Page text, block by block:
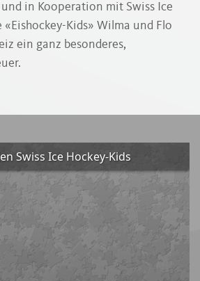
in Kooperation mit Swiss Ice
«Eishockey-Kids» Wilma und Flo
ein ganz besonderes,